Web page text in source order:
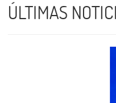
ÚLTIMAS